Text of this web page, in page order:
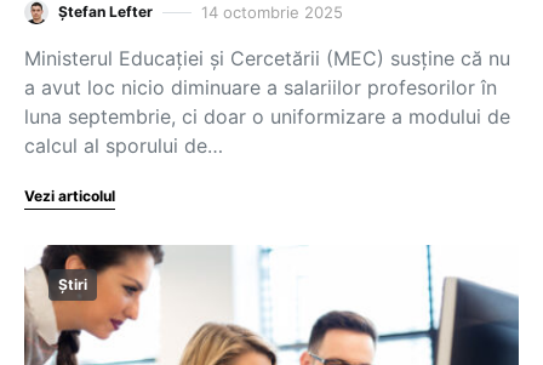
Ștefan Lefter 14 octombrie 2025
Ministerul Educației și Cercetării (MEC) susține că nu
a avut loc nicio diminuare a salariilor profesorilor în
luna septembrie, ci doar o uniformizare a modului de
calcul al sporului de…
Vezi articolul
Știri